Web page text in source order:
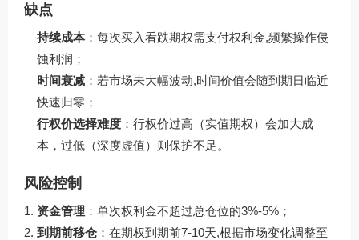
缺点
持续成本：每次买入看跌期权需支付权利金,频繁操作侵
蚀利润；
时间衰减 ：若市场未大幅波动,时间价值会随到期日临近
快速归零；
行权价选择难度 ：行权价过高（实值期权）会加大成
本，过低（深度虚值）则保护不足。
风险控制
资金管理 ：单次权利金不超过总仓位的3%-5%；
到期前移仓 ：在期权到期前7-10天,根据市场变化调整至